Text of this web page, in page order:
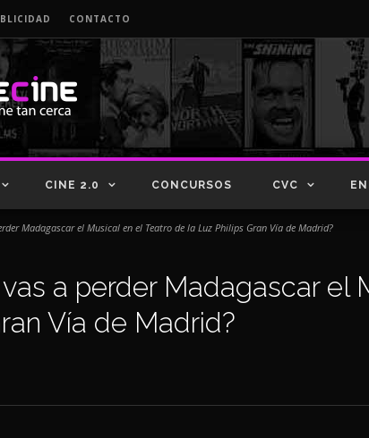
CONTACTO
CINE 2.0 CONCURSOS CVC
Madagascar el Musical en el Teatro de la Luz Philips Gran Vía de Madrid?
vas a perder Madagascar el
Vía de Madrid?